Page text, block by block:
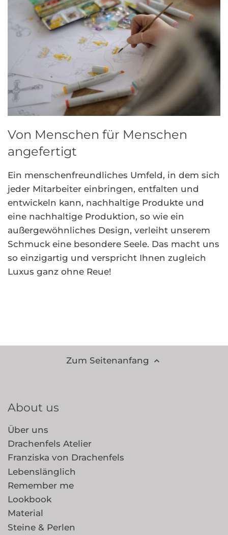
Von Menschen für Menschen
angefertigt
Ein menschenfreundliches Umfeld, in dem sich
jeder Mitarbeiter einbringen, entfalten und
entwickeln kann, nachhaltige Produkte und
eine nachhaltige Produktion, so wie ein
außergewöhnliches Design, verleiht unserem
Schmuck eine besondere Seele. Das macht uns
so einzigartig und verspricht Ihnen zugleich
Luxus ganz ohne Reue!
Zum Seitenanfang
About us
Über uns
Drachenfels Atelier
Franziska von Drachenfels
Lebenslänglich
Remember me
Lookbook
Material
Steine & Perlen